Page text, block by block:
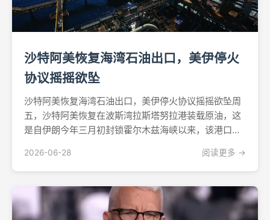
沙特阿美恢复海湾石油出口，美伊停火
协议摇摇欲坠
沙特阿美恢复海湾石油出口，美伊停火协议摇摇欲坠周
五，沙特阿美恢复在波斯湾拉斯塔努拉港装载原油，这
是自伊朗今年三月初封锁霍尔木兹海峡以来，该港口首
运数据显示，目前有两艘超大型原油运输船正在港内装
货，另有一艘在附近海域等候，每艘船的运载量均可达
两百万桶。...
2026-06-28 阅读更多 →